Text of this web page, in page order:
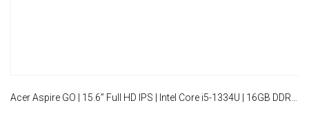
Acer Aspire GO | 15.6” Full HD IPS | Intel Core i5-1334U | 16GB DDR5 | 512GB SSD | W11 Pro